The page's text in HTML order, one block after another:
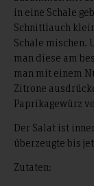
in eine Schale
Schnittlauch
Schale
man diese am
man mit einem
Zitrone
Paprikagewürz
Der Salat ist
überzeugte bis
Zutaten: